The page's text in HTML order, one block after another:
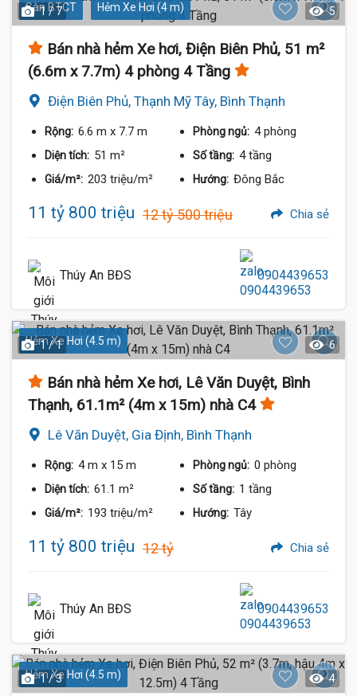
Sàn BTCT Hẻm Xe Hơi (4 m)
1 / 7 5
Bán nhà hẻm Xe hơi, Điện Biên Phủ, 51 m²
(6.6m x 7.7m) 4 phòng 4 Tầng
Điện Biên Phủ, Thạnh Mỹ Tây, Bình Thạnh
Rộng: 6.6 m x 7.7 m Phòng ngủ: 4 phòng
Diện tích: 51 m² Số tầng: 4 tầng
Giá/m²: 203 triệu/m² Hướng: Đông Bắc
11 tỷ 800 triệu 12 tỷ 500 triệu Chia sẻ
Thúy An BĐS 0904439653
Hẻm Xe Hơi (4.5 m)
1 / 1 6
Bán nhà hẻm Xe hơi, Lê Văn Duyệt, Bình
Thạnh, 61.1m² (4m x 15m) nhà C4
Lê Văn Duyệt, Gia Định, Bình Thạnh
Rộng: 4 m x 15 m Phòng ngủ: 0 phòng
Diện tích: 61.1 m² Số tầng: 1 tầng
Giá/m²: 193 triệu/m² Hướng: Tây
11 tỷ 800 triệu 12 tỷ Chia sẻ
Thúy An BĐS 0904439653
Hẻm Xe Hơi (4.5 m)
1 / 3 4